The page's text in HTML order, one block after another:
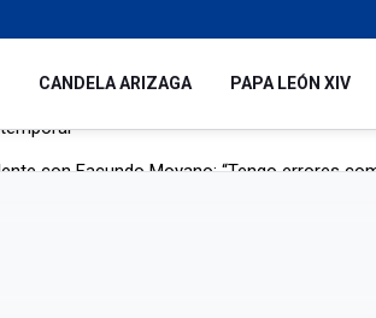
CANDELA ARIZAGA PAPA LEÓN XIV